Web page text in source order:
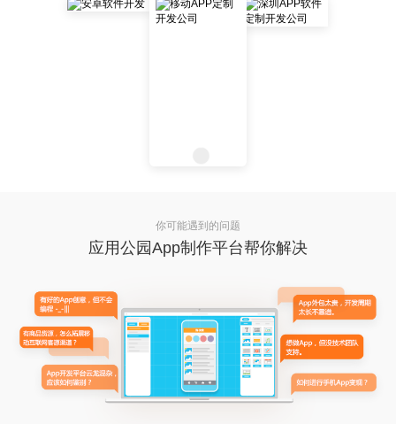
你可能遇到的问题
应用公园App制作平台帮你解决